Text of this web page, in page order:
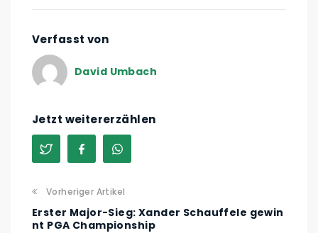
Verfasst von
David Umbach
Jetzt weitererzählen
Vorheriger Artikel
Erster Major-Sieg: Xander Schauffele gewin
nt PGA Championship